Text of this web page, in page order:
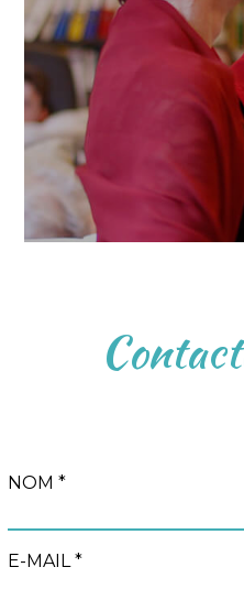
NOM *
E-MAIL *